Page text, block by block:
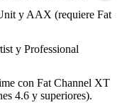
y AAX (requiere Fat
y Professional
con Fat Channel XT
4.6 y superiores).